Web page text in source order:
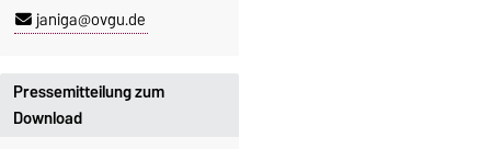
janiga@ovgu.de
Pressemitteilung zum
Download